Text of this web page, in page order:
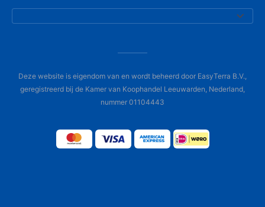
Deze website is eigendom van en wordt beheerd door EasyTerra B.V.,
geregistreerd bij de Kamer van Koophandel Leeuwarden, Nederland,
nummer 01104443